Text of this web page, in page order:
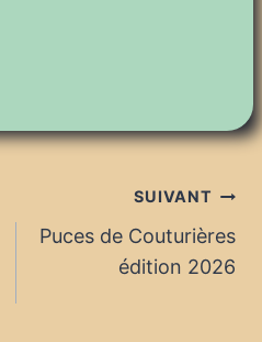
SUIVANT
Puces de Couturières
édition 2026